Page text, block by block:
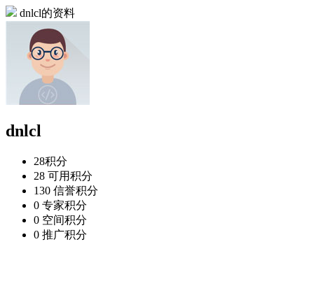
dnlcl的资料
dnlcl
28积分
28 可用积分
130 信誉积分
0 专家积分
0 空间积分
0 推广积分